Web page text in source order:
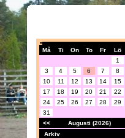
Må Ti On To Fr Lö
1
3
4 5 6 7 8
10
11 12 13 14 15
17
18 19 20 21 22
24
25 26 27 28 29
31
<<
Augusti (2026)
Arkiv